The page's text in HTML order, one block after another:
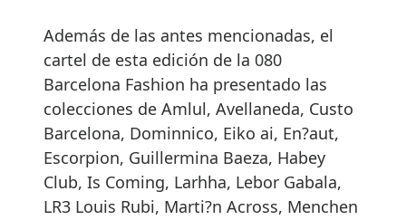
Además de las antes mencionadas, el
cartel de esta edición de la 080
Barcelona Fashion ha presentado las
colecciones de Amlul, Avellaneda, Custo
Barcelona, Dominnico, Eiko ai, En?aut,
Escorpion, Guillermina Baeza, Habey
Club, Is Coming, Larhha, Lebor Gabala,
LR3 Louis Rubi, Marti?n Across, Menchen